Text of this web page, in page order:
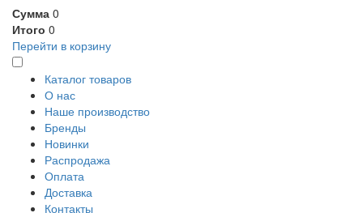
Сумма 0
Итого 0
Перейти в корзину
Каталог товаров
О нас
Наше производство
Бренды
Новинки
Распродажа
Оплата
Доставка
Контакты